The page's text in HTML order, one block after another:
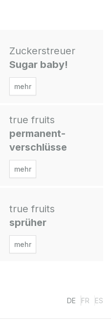
Zuckerstreuer
Sugar baby!
mehr
true fruits
permanent-
verschlüsse
mehr
true fruits
sprüher
mehr
DE FR ES